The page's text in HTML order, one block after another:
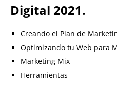
Digital 2021.
Creando el Plan de
Optimizando tu Web para
Marketing Mix
Herramientas